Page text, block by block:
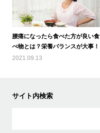
腰痛になったら食べた方が良い食
べ物とは？栄養バランスが大事！
2021.09.13
サイト内検索